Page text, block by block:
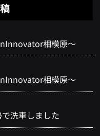
相模原～
相模原～
洗車しました